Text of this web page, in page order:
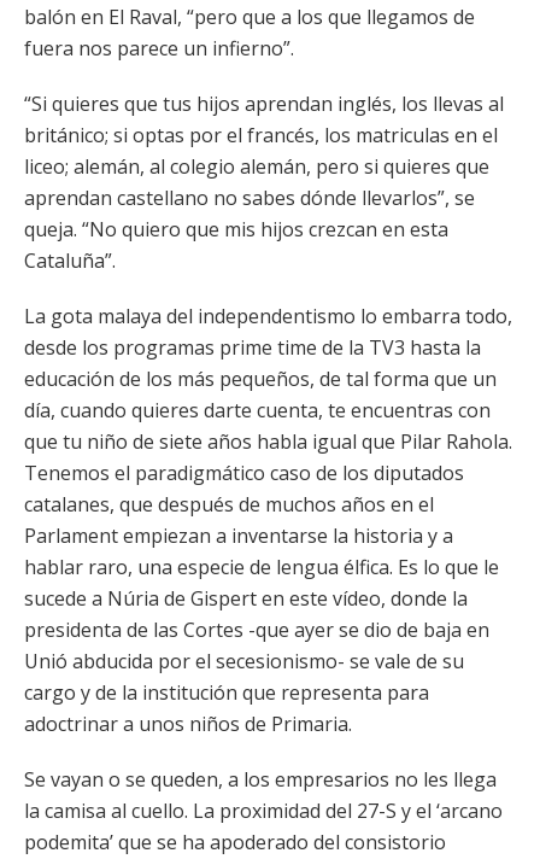
balón en El Raval, “pero que a los que llegamos de
fuera nos parece un infierno”.
“Si quieres que tus hijos aprendan inglés, los llevas al
británico; si optas por el francés, los matriculas en el
liceo; alemán, al colegio alemán, pero si quieres que
aprendan castellano no sabes dónde llevarlos”, se
queja. “No quiero que mis hijos crezcan en esta
Cataluña”.
La gota malaya del independentismo lo embarra todo,
desde los programas prime time de la TV3 hasta la
educación de los más pequeños, de tal forma que un
día, cuando quieres darte cuenta, te encuentras con
que tu niño de siete años habla igual que Pilar Rahola.
Tenemos el paradigmático caso de los diputados
catalanes, que después de muchos años en el
Parlament empiezan a inventarse la historia y a
hablar raro, una especie de lengua élfica. Es lo que le
sucede a Núria de Gispert en este vídeo, donde la
presidenta de las Cortes -que ayer se dio de baja en
Unió abducida por el secesionismo- se vale de su
cargo y de la institución que representa para
adoctrinar a unos niños de Primaria.
Se vayan o se queden, a los empresarios no les llega
la camisa al cuello. La proximidad del 27-S y el ‘arcano
podemita’ que se ha apoderado del consistorio